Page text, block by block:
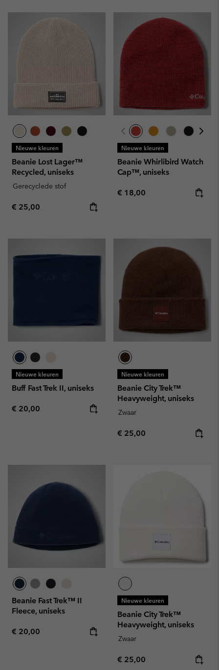
Nieuwe kleuren
Beanie Lost Lager™
Recycled, uniseks
Gerecyclede stof
Regular price:
€ 25,00
Nieuwe kleuren
Beanie Whirlibird Watch
Cap™, uniseks
Regular price:
€ 18,00
Nieuwe kleuren
Buff Fast Trek II, uniseks
Regular price:
€ 20,00
Nieuwe kleuren
Beanie City Trek™
Heavyweight, uniseks
Zwaar
Regular price:
€ 25,00
Beanie Fast Trek™ II
Fleece, uniseks
Regular price:
€ 20,00
Nieuwe kleuren
Beanie City Trek™
Heavyweight, uniseks
Zwaar
Regular price:
€ 25,00